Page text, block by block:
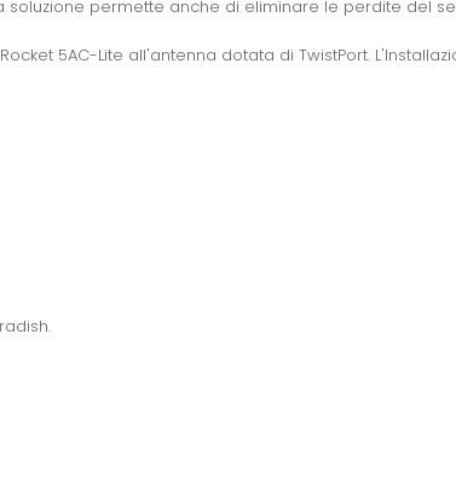
permette anche di eliminare le perdite del
5AC-Lite all'antenna dotata di TwistPort.